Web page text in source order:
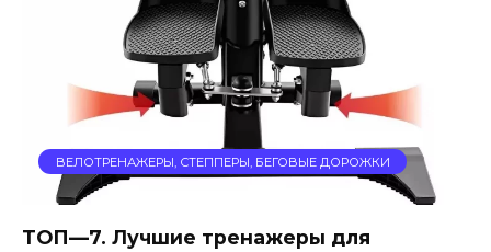
ВЕЛОТРЕНАЖЕРЫ, СТЕППЕРЫ, БЕГОВЫЕ ДОРОЖКИ
ТОП—7. Лучшие тренажеры для